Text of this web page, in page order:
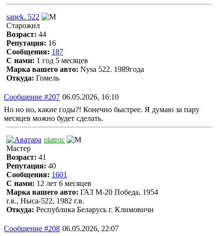
sanek. 522
Старожил
Возраст: 44
Репутация: 16
Сообщения: 187
С нами: 1 год 5 месяцев
Марка вашего авто: Nysa 522. 1989года
Откуда: Гомель
Сообщение #207 06.05.2026, 16:10
Но но но, какие годы?! Конечно быстрее. Я думаю за пару
месяцев можно будет сделать.
piatroc
Мастер
Возраст: 41
Репутация: 40
Сообщения: 1601
С нами: 12 лет 6 месяцев
Марка вашего авто: ГАЗ М-20 Победа, 1954
г.в., Ныса-522, 1982 г.в.
Откуда: Республика Беларусь г. Климовичи
Сообщение #208 06.05.2026, 22:07